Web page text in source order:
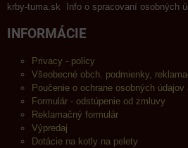
krby-tuma.sk Info o spracovaní osobných
INFORMÁCIE
Privacy - policy
Všeobecné obch. podmienky,
Poučenie o ochrane osobných
Formulár - odstúpenie od zmluvy
Reklamačný formulár
Výpredaj
Dotácie na kotly na pelety